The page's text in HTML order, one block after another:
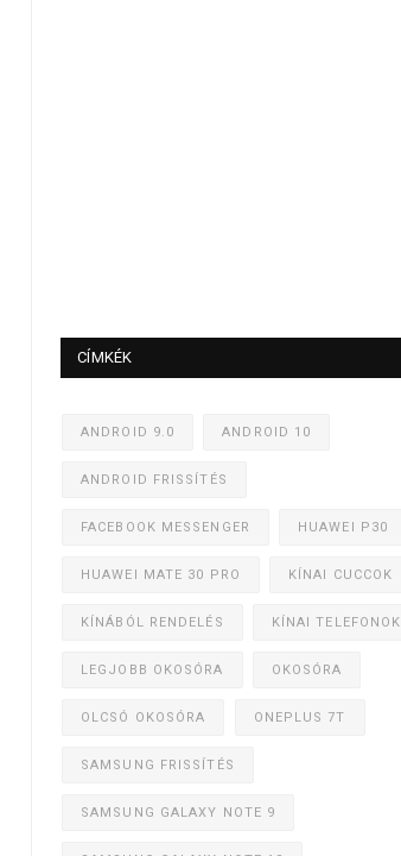
CÍMKÉK
ANDROID 9.0 ANDROID 10
ANDROID FRISSÍTÉS
FACEBOOK MESSENGER HUAWEI P30
HUAWEI MATE 30 PRO KÍNAI CUCCOK
KÍNÁBÓL RENDELÉS KÍNAI TELEFONOK
LEGJOBB OKOSÓRA OKOSÓRA
OLCSÓ OKOSÓRA ONEPLUS 7T
SAMSUNG FRISSÍTÉS
SAMSUNG GALAXY NOTE 9